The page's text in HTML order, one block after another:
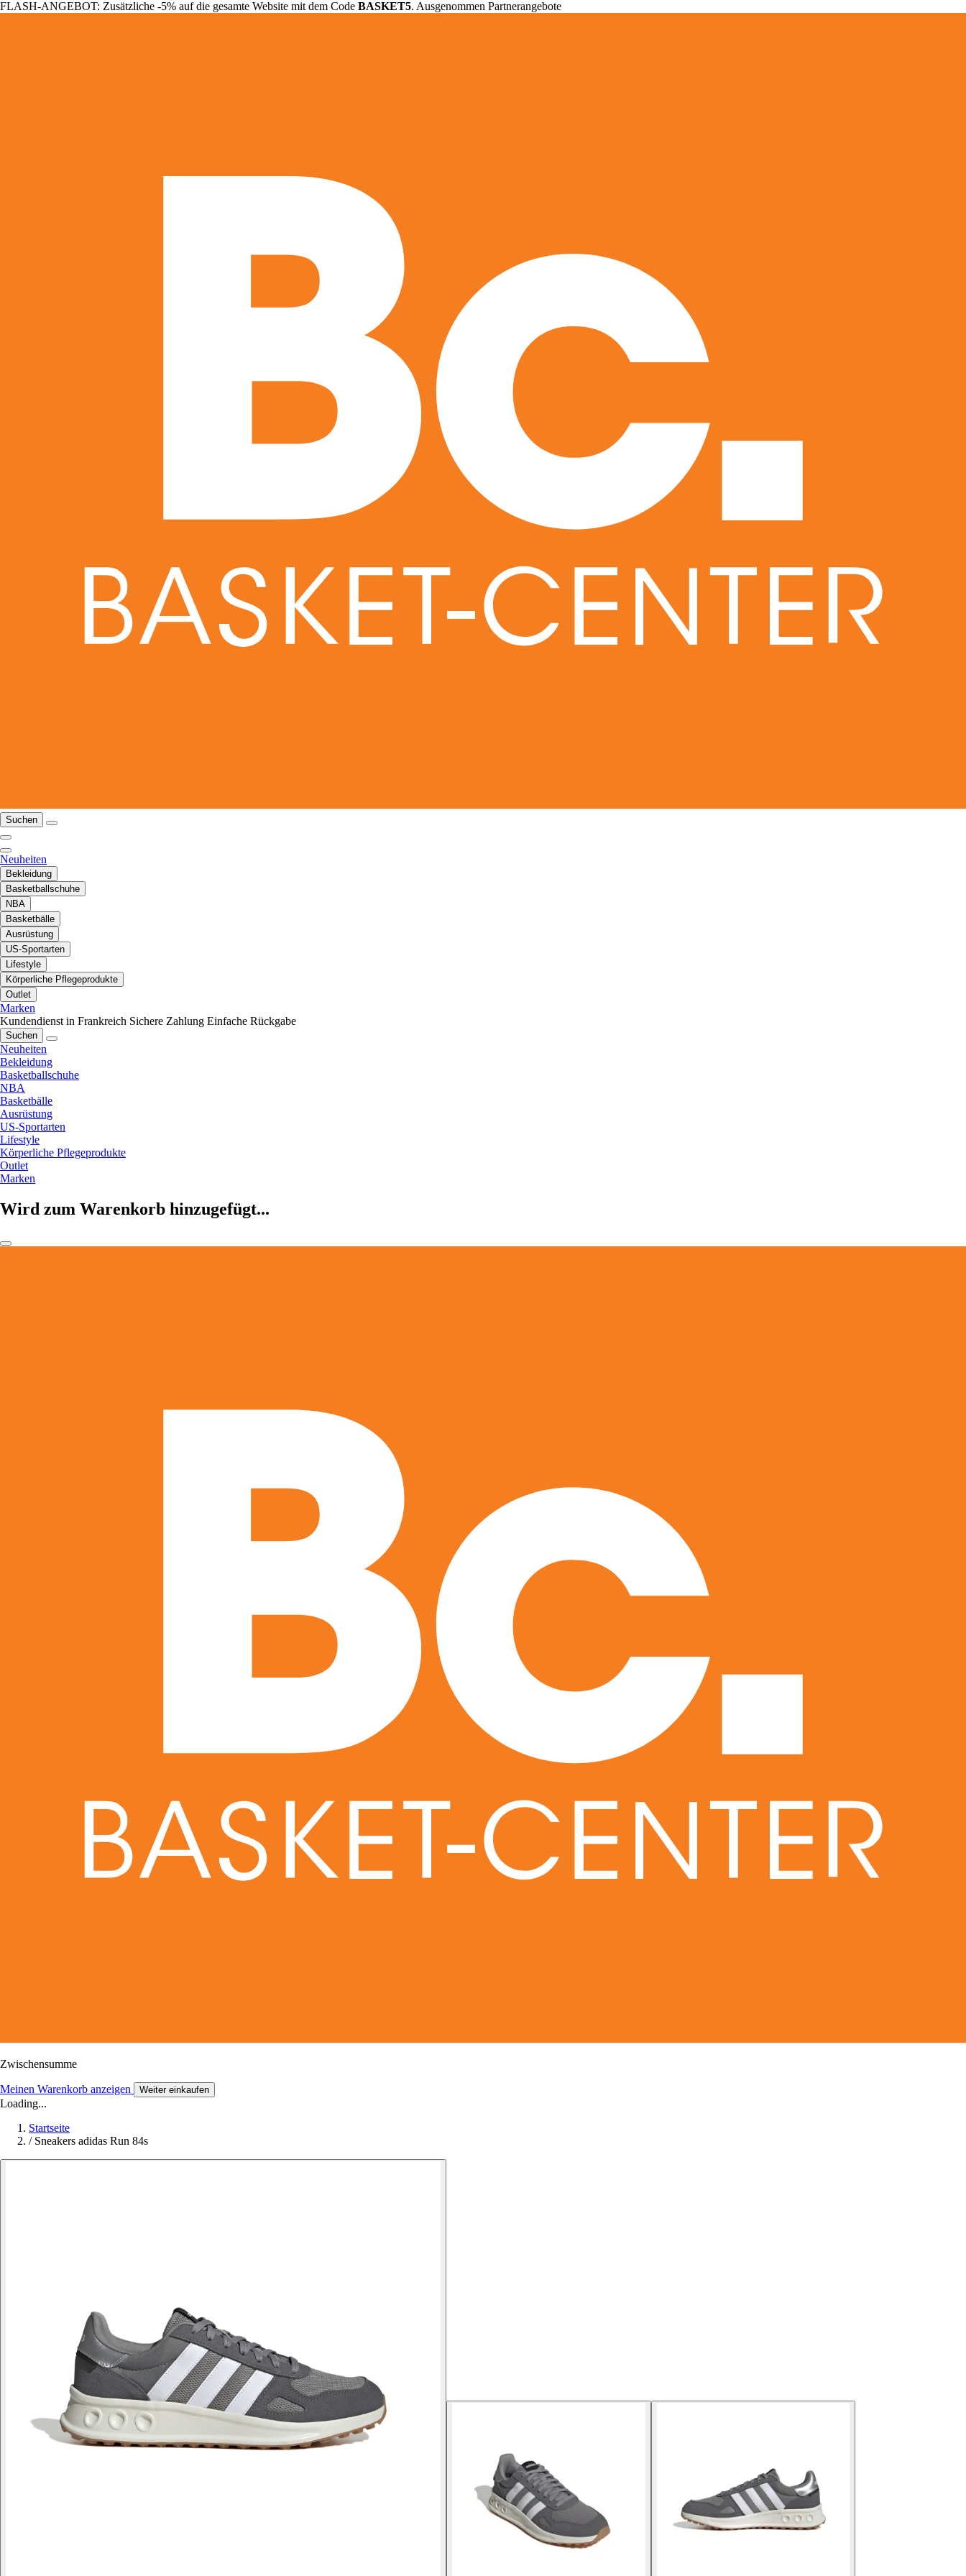
FLASH-ANGEBOT: Zusätzliche -5% auf die gesamte Website mit dem Code BASKET5. Ausgenommen Partnerangebote
Suchen
Neuheiten
Bekleidung
Basketballschuhe
NBA
Basketbälle
Ausrüstung
US-Sportarten
Lifestyle
Körperliche Pflegeprodukte
Outlet
Marken
Kundendienst in Frankreich Sichere Zahlung Einfache Rückgabe
Suchen
Neuheiten
Bekleidung
Basketballschuhe
NBA
Basketbälle
Ausrüstung
US-Sportarten
Lifestyle
Körperliche Pflegeprodukte
Outlet
Marken
Wird zum Warenkorb hinzugefügt...
Zwischensumme
Meinen Warenkorb anzeigen Weiter einkaufen
Loading...
Startseite
/ Sneakers adidas Run 84s